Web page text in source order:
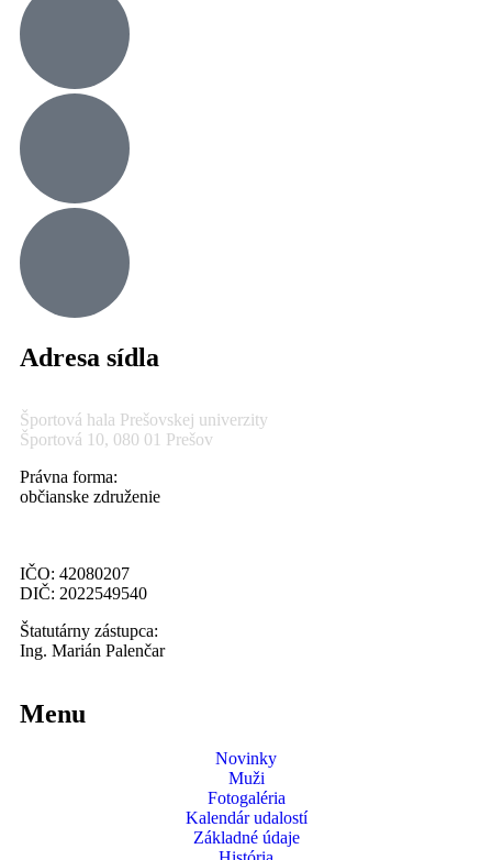
Adresa sídla
Športová hala Prešovskej univerzity
Športová 10, 080 01 Prešov
Právna forma:
občianske združenie
IČO: 42080207
DIČ: 2022549540
Štatutárny zástupca:
Ing. Marián Palenčar
Menu
Novinky
Muži
Fotogaléria
Kalendár udalostí
Základné údaje